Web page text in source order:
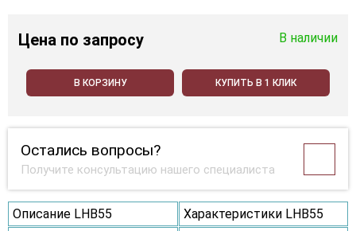
Цена по запросу В наличии
В КОРЗИНУ КУПИТЬ В 1 КЛИК
Остались вопросы?
Получите консультацию нашего специалиста
Описание LHB55
Характеристики LHB55